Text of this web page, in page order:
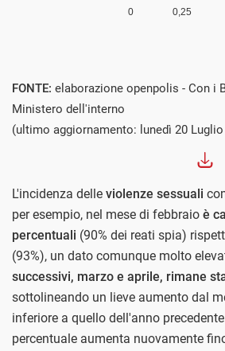
FONTE: elaborazione openpolis - Con i
Ministero dell'interno
(ultimo aggiornamento: lunedì 20
L'incidenza delle violenze sessuali
per esempio, nel mese di febbraio è
percentuali (90% dei reati spia)
(93%), un dato comunque molto
successivi, marzo e aprile, rimane
sottolineando un lieve aumento dal
inferiore a quello dell'anno
percentuale aumenta nuovamente